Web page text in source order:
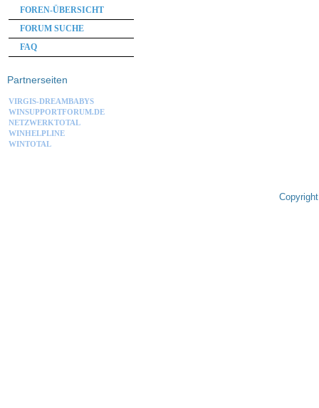
FOREN-ÜBERSICHT
FORUM SUCHE
FAQ
Partnerseiten
VIRGIS-DREAMBABYS
WINSUPPORTFORUM.DE
NETZWERKTOTAL
WINHELPLINE
WINTOTAL